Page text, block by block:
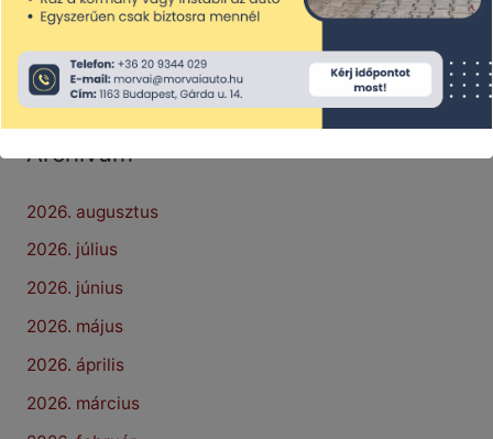
Legutóbbi hozzászólások
Archívum
2026. augusztus
2026. július
2026. június
2026. május
2026. április
2026. március